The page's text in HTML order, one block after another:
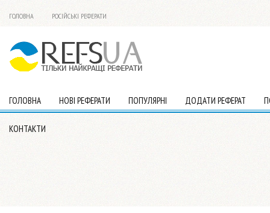
ГОЛОВНА РОСІЙСЬКІ РЕФЕРАТИ
ГОЛОВНА НОВІ РЕФЕРАТИ ПОПУЛЯРНІ ДОДАТИ РЕФЕРАТ
КОНТАКТИ